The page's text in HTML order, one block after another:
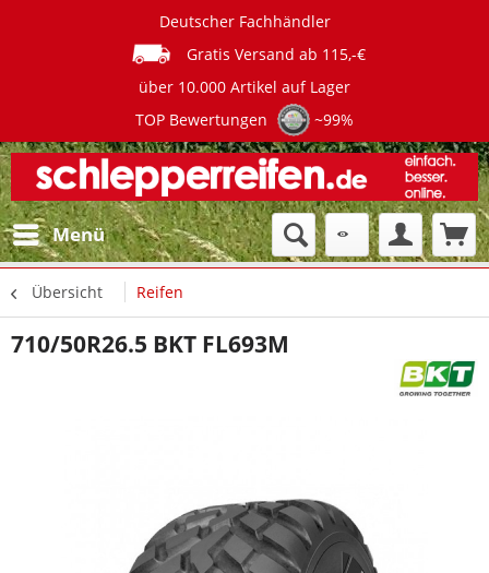
Deutscher Fachhändler
Gratis Versand ab 115,-€
über 10.000 Artikel auf Lager
TOP Bewertungen
~99%
Menü
Übersicht Reifen
710/50R26.5 BKT FL693M